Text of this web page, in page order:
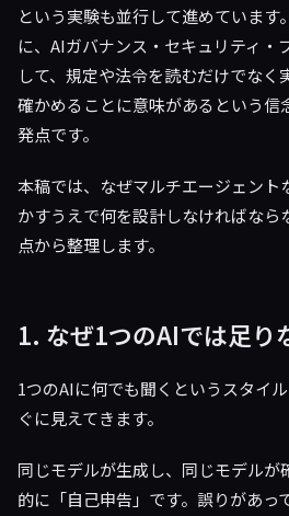
という実験も並行して進めています
に、AIガバナンス・セキュリティ・
して、規定や法令を読むだけでなく
確かめることに意味があるという信
発点です。
本稿では、なぜマルチエージェント
かすうえで何を設計しなければなら
点から整理します。
1. なぜ1つのAIでは足り
1つのAIに何でも聞くというスタイ
ぐに見えてきます。
同じモデルが生成し、同じモデル
的に「自己申告」です。誤りがあっ